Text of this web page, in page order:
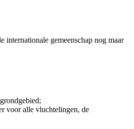
internationale gemeenschap nog maar
voor alle vluchtelingen, de